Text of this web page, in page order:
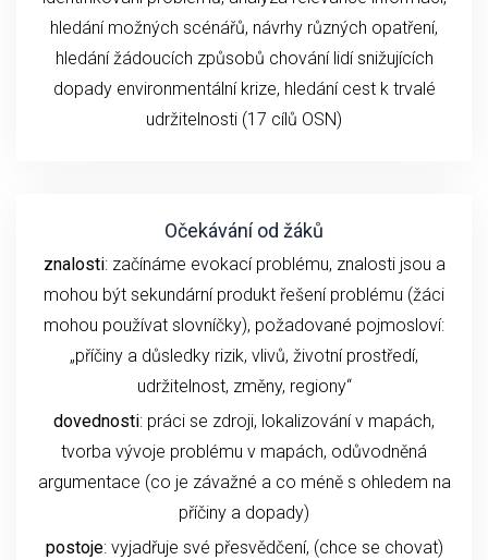
hledání možných scénářů, návrhy různých opatření,
hledání žádoucích způsobů chování lidí snižujících
dopady environmentální krize, hledání cest k trvalé
udržitelnosti (17 cílů OSN)
Očekávání od žáků
znalosti: začínáme evokací problému, znalosti jsou a
mohou být sekundární produkt řešení problému (žáci
mohou používat slovníčky), požadované pojmosloví:
„příčiny a důsledky rizik, vlivů, životní prostředí,
udržitelnost, změny, regiony“
dovednosti: práci se zdroji, lokalizování v mapách,
tvorba vývoje problému v mapách, odůvodněná
argumentace (co je závažné a co méně s ohledem na
příčiny a dopady)
postoje: vyjadřuje své přesvědčení, (chce se chovat)